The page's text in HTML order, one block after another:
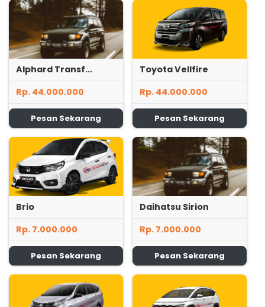
Alphard Transf...
Rp. 44.000.000
Pesan Sekarang
Toyota Vellfire
Rp. 44.000.000
Pesan Sekarang
Brio
Rp. 7.000.000
Pesan Sekarang
Daihatsu Sirion
Rp. 7.000.000
Pesan Sekarang